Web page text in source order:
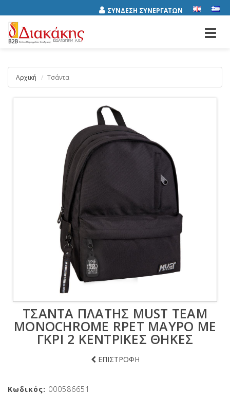
ΣΥΝΔΕΣΗ ΣΥΝΕΡΓΑΤΩΝ
Αρχική Τσάντα
ΤΣΆΝΤΑ ΠΛΆΤΗΣ MUST TEAM
MONOCHROME RPET ΜΑΎΡΟ ΜΕ
ΓΚΡΙ 2 ΚΕΝΤΡΙΚΈΣ ΘΉΚΕΣ
ΕΠΙΣΤΡΟΦΗ
Κωδικός: 000586651